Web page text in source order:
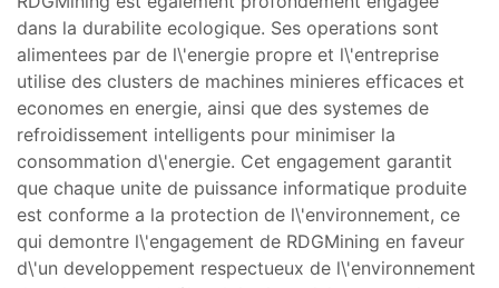
dans la durabilite ecologique. Ses operations sont
alimentees par de l\'energie propre et l\'entreprise
utilise des clusters de machines minieres efficaces et
economes en energie, ainsi que des systemes de
refroidissement intelligents pour minimiser la
consommation d\'energie. Cet engagement garantit
que chaque unite de puissance informatique produite
est conforme a la protection de l\'environnement, ce
qui demontre l\'engagement de RDGMining en faveur
d\'un developpement respectueux de l\'environnement